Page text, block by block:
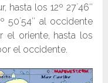
hasta los 12º 27´46″
50´54″ al occidente
el oriente, hasta los
el occidente.